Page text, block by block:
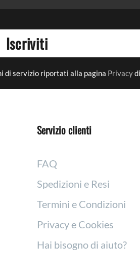
Iscriviti
di servizio riportati alla pagina Privacy
Servizio clienti
FAQ
Spedizioni e Resi
Termini e Condizioni
Privacy e Cookies
Hai bisogno di aiuto?